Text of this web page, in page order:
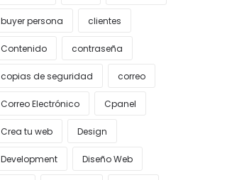
buyer persona clientes
Contenido contraseña
copias de seguridad correo
Correo Electrónico Cpanel
Crea tu web Design
Development Diseño Web